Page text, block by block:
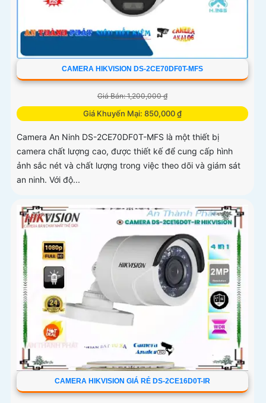
CAMERA HIKVISION DS-2CE70DF0T-MFS
Giá Bán: 1,200,000 ₫
Giá Khuyến Mại: 850,000 ₫
Camera An Ninh DS-2CE70DF0T-MFS là một thiết bị
camera chất lượng cao, được thiết kế để cung cấp hình
ảnh sắc nét và chất lượng trong việc theo dõi và giám sát
an ninh. Với độ...
CAMERA HIKVISION GIÁ RẺ DS-2CE16D0T-IR